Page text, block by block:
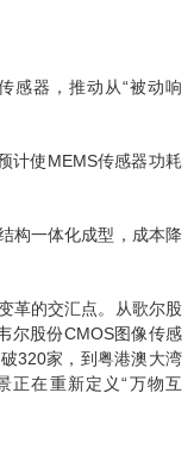
感器，推动从“被动响
计使MEMS传感器功耗
构一体化成型，成本降
革的交汇点。从歌尔股
尔股份CMOS图像传感
320家，到粤港澳大湾
在重新定义“万物互